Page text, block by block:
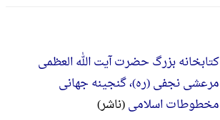
کتابخانه بزرگ حضرت آیت الله العظمی
مرعشی نجفی (ره)، گنجینه جهانی
مخطوطات اسلامی(ناشر)